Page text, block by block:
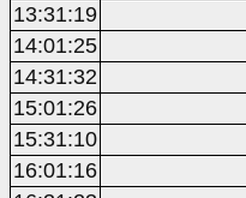
13:31:19
14:01:25
14:31:32
15:01:26
15:31:10
16:01:16